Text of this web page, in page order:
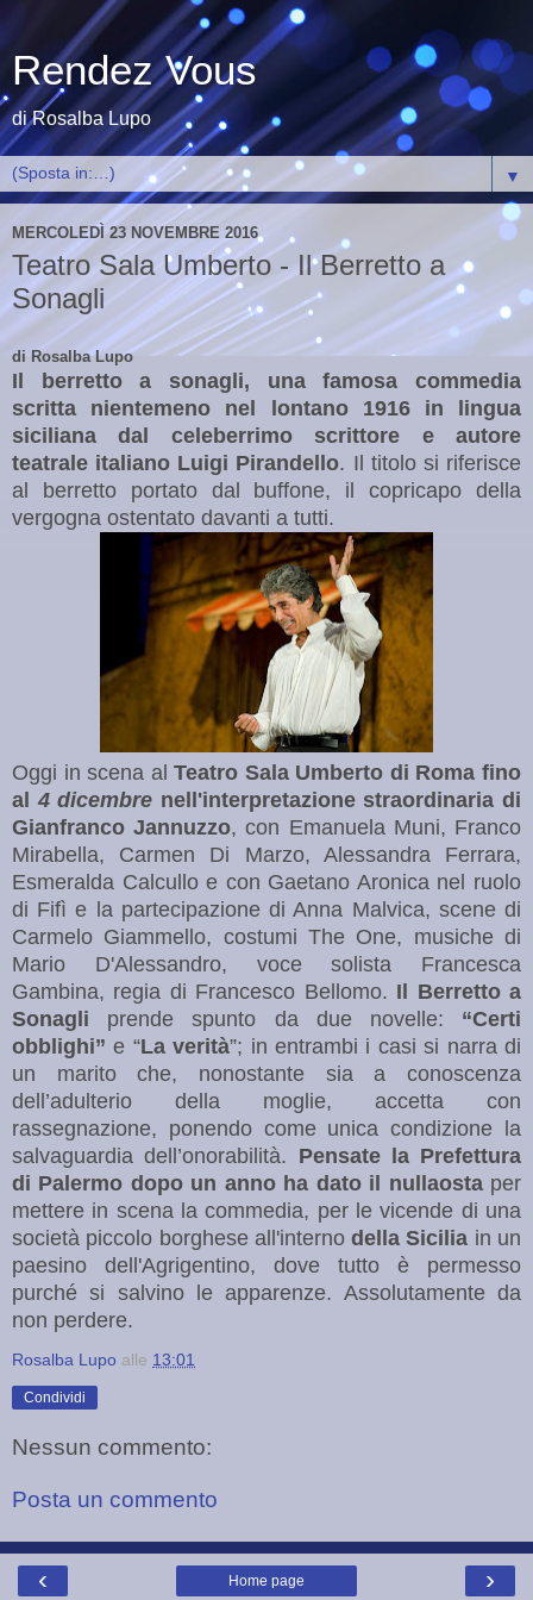
Rendez Vous
di Rosalba Lupo
▼
MERCOLEDÌ 23 NOVEMBRE 2016
Teatro Sala Umberto - Il Berretto a
Sonagli
di Rosalba Lupo
Il berretto a sonagli, una famosa commedia
scritta nientemeno nel lontano 1916 in lingua
siciliana dal celeberrimo scrittore e autore
teatrale italiano Luigi Pirandello. Il titolo si riferisce
al berretto portato dal buffone, il copricapo della
vergogna ostentato davanti a tutti.
Oggi in scena alTeatro Sala Umberto di Roma fino
al 4 dicembre nell'interpretazione straordinaria di
Gianfranco Jannuzzo, con Emanuela Muni, Franco
Mirabella, Carmen Di Marzo, Alessandra Ferrara,
Esmeralda Calcullo e con Gaetano Aronica nel ruolo
di Fifì e la partecipazione di Anna Malvica, scene di
Carmelo Giammello, costumi The One, musiche di
Mario D'Alessandro, voce solista Francesca
Gambina, regia di Francesco Bellomo. Il Berretto a
Sonagli prende spunto da due novelle: “Certi
obblighi” e “La verità”; in entrambi i casi si narra di
un marito che, nonostante sia a conoscenza
dell’adulterio della moglie, accetta con
rassegnazione, ponendo come unica condizione la
salvaguardia dell’onorabilità. Pensate la Prefettura
di Palermo dopo un anno ha dato il nullaosta per
mettere in scena la commedia, per le vicende di una
società piccolo borghese all'internodella Sicilia in un
paesino dell'Agrigentino, dove tutto è permesso
purché si salvino le apparenze. Assolutamente da
non perdere.
Rosalba Lupo alle 13:01
Condividi
Nessun commento:
Posta un commento
‹ ›
Home page